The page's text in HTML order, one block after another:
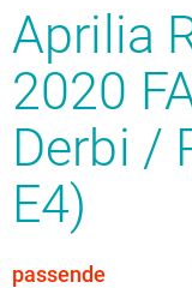
Aprilia
2020
Derbi /
E4)
passende